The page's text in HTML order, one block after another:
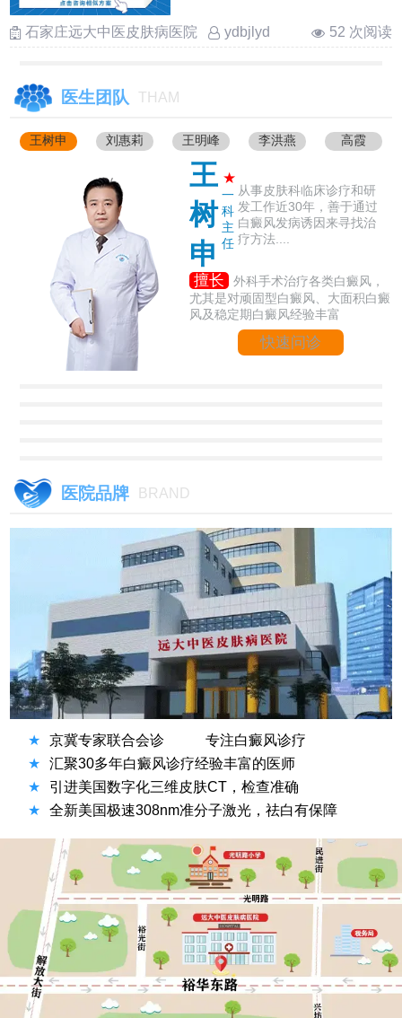
的 ……
石家庄远大中医皮肤病医院 ydbjlyd 52 次阅读
医生团队 THAM
王树申 刘惠莉 王明峰 李洪燕 高霞
王
树
申
★
一
科
主
任
从事皮肤科临床诊疗和研
发工作近30年，善于通过
白癜风发病诱因来寻找治
疗方法....
擅长
外科手术治疗各类白癜风，
尤其是对顽固型白癜风、大面积白癜
风及稳定期白癜风经验丰富
快速问诊
医院品牌 BRAND
★ 京冀专家联合会诊
专注白癜风诊疗
★
汇聚30多年白癜风诊疗经验丰富的医师
★
引进美国数字化三维皮肤CT，检查准确
★
全新美国极速308nm准分子激光，祛白有保障